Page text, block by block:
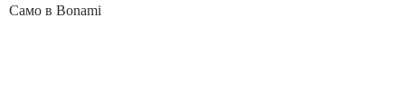
Само в Bonami